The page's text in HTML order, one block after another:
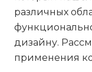
различных
дизайну.
применения